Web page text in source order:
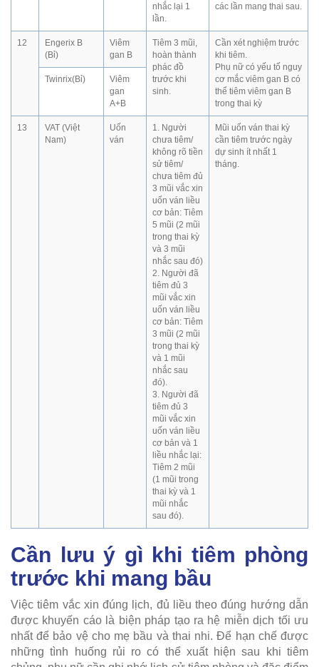
nhắc lại 1
lần.
các lần mang thai sau.
12
Engerix B
(Bỉ)
Viêm
gan B
Tiêm 3 mũi,
hoàn thành
phác đồ
trước khi
sinh.
Cần xét nghiệm trước
khi tiêm.
Phụ nữ có yếu tố nguy
cơ mắc viêm gan B có
thể tiêm viêm gan B
trong thai kỳ
Twinrix(Bỉ)
Viêm
gan
A+B
13
VAT (Việt
Nam)
Uốn
ván
1. Người
chưa tiêm/
không rõ tiền
sử tiêm/
chưa tiêm đủ
3 mũi vắc xin
uốn ván liều
cơ bản: Tiêm
5 mũi (2 mũi
trong thai kỳ
và 3 mũi
nhắc sau đó)
2. Người đã
tiêm đủ 3
mũi vắc xin
uốn ván liều
cơ bản: Tiêm
3 mũi (2 mũi
trong thai kỳ
và 1 mũi
nhắc sau
đó).
3. Người đã
tiêm đủ 3
mũi vắc xin
uốn ván liều
cơ bản và 1
liều nhắc lại:
Tiêm 2 mũi
(1 mũi trong
thai kỳ và 1
mũi nhắc
sau đó).
Mũi uốn ván thai kỳ
cần tiêm trước ngày
dự sinh ít nhất 1
tháng.
Cần lưu ý gì khi tiêm phòng
trước khi mang bầu
Việc tiêm vắc xin đúng lịch, đủ liều theo đúng hướng dẫn
được khuyến cáo là biện pháp tạo ra hệ miễn dịch tối ưu
nhất để bảo vệ cho mẹ bầu và thai nhi. Để hạn chế được
những tình huống rủi ro có thể xuất hiện sau khi tiêm